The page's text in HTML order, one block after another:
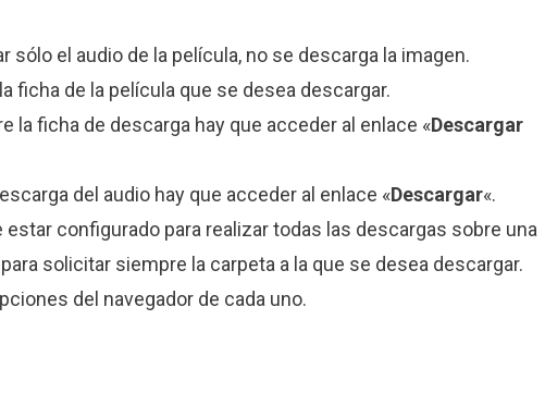
sólo el audio de la película, no se descarga la imagen.
ficha de la película que se desea descargar.
la ficha de descarga hay que acceder al enlace «Descargar
del audio hay que acceder al enlace «Descargar«.
estar configurado para realizar todas las descargas sobre una
solicitar siempre la carpeta a la que se desea descargar.
del navegador de cada uno.